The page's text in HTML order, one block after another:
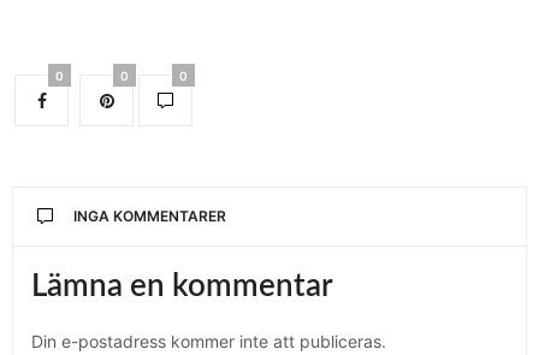
0 0 0
INGA KOMMENTARER
Lämna en kommentar
Din e-postadress kommer inte att publiceras.